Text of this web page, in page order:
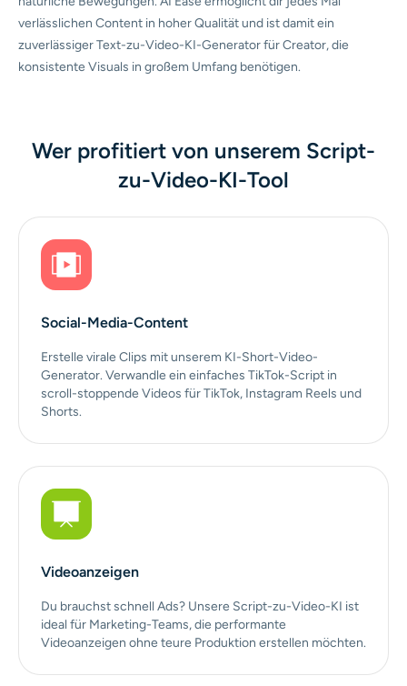
verlässlichen Content in hoher Qualität und ist damit ein
zuverlässiger Text-zu-Video-KI-Generator für Creator, die
konsistente Visuals in großem Umfang benötigen.
Wer profitiert von unserem Script-
zu-Video-KI-Tool
Social-Media-Content
Erstelle virale Clips mit unserem KI-Short-Video-
Generator. Verwandle ein einfaches TikTok-Script in
scroll-stoppende Videos für TikTok, Instagram Reels und
Shorts.
Videoanzeigen
Du brauchst schnell Ads? Unsere Script-zu-Video-KI ist
ideal für Marketing-Teams, die performante
Videoanzeigen ohne teure Produktion erstellen möchten.